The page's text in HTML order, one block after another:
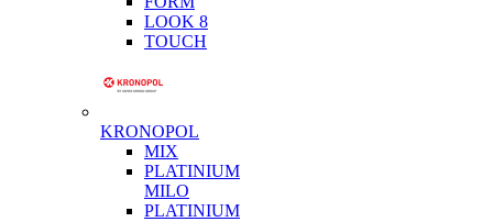
LOOK 8
TOUCH
KRONOPOL
MIX
PLATINIUM
MILO
PLATINIUM